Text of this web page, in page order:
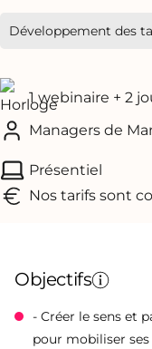
Développement des
1 webinaire + 2
Managers de
Présentiel
Nos tarifs sont
Objectifs
- Créer le sens et
pour mobiliser ses